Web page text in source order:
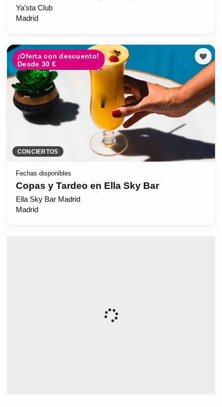
Ya'sta Club
Madrid
¡Oferta con descuento!
Desde 30 €
CONCIERTOS
Fechas disponibles
Copas y Tardeo en Ella Sky Bar
Ella Sky Bar Madrid
Madrid